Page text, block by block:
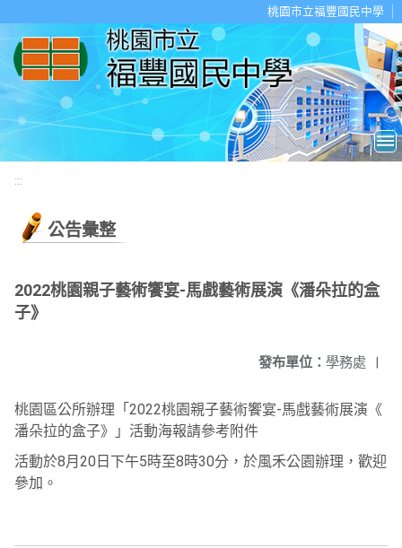
桃園市立福豐國民中學
:::
公告彙整
2022桃園親子藝術饗宴-馬戲藝術展演《潘朵拉的盒
子》
發布單位： 學務處 |
桃園區公所辦理「2022桃園親子藝術饗宴-馬戲藝術展演《
潘朵拉的盒子》」活動海報請參考附件
活動於8月20日下午5時至8時30分，於風禾公園辦理， 歡迎
參加。